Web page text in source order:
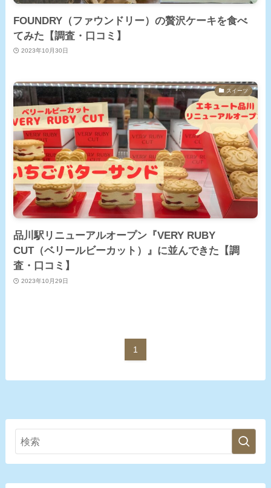
FOUNDRY（ファウンドリー）の贅沢ケーキを食べ
てみた【調査・口コミ】
2023年10月30日
スイーツ
品川駅リニューアルオープン『VERY RUBY
CUT（ベリールビーカット）』に並んできた【調
査・口コミ】
2023年10月29日
1